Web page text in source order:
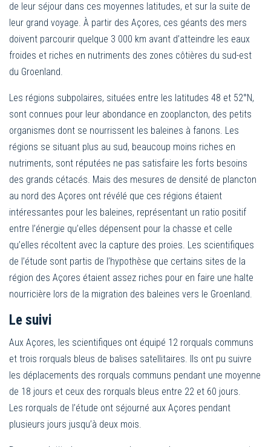
de leur séjour dans ces moyennes latitudes, et sur la suite de
leur grand voyage. À partir des Açores, ces géants des mers
doivent parcourir quelque 3 000 km avant d’atteindre les eaux
froides et riches en nutriments des zones côtières du sud-est
du Groenland.
Les régions subpolaires, situées entre les latitudes 48 et 52°N,
sont connues pour leur abondance en zooplancton, des petits
organismes dont se nourrissent les baleines à fanons. Les
régions se situant plus au sud, beaucoup moins riches en
nutriments, sont réputées ne pas satisfaire les forts besoins
des grands cétacés. Mais des mesures de densité de plancton
au nord des Açores ont révélé que ces régions étaient
intéressantes pour les baleines, représentant un ratio positif
entre l’énergie qu’elles dépensent pour la chasse et celle
qu’elles récoltent avec la capture des proies. Les scientifiques
de l’étude sont partis de l’hypothèse que certains sites de la
région des Açores étaient assez riches pour en faire une halte
nourricière lors de la migration des baleines vers le Groenland.
Le suivi
Aux Açores, les scientifiques ont équipé 12 rorquals communs
et trois rorquals bleus de balises satellitaires. Ils ont pu suivre
les déplacements des rorquals communs pendant une moyenne
de 18 jours et ceux des rorquals bleus entre 22 et 60 jours.
Les rorquals de l’étude ont séjourné aux Açores pendant
plusieurs jours jusqu’à deux mois.